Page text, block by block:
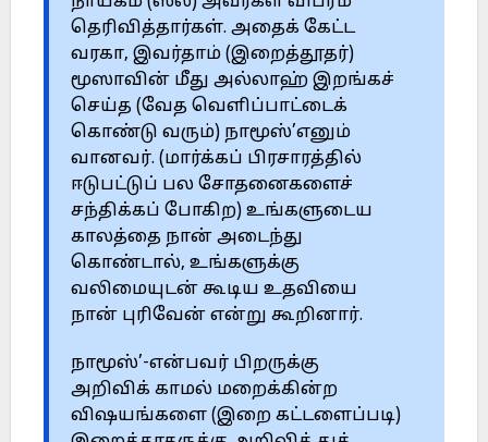
தெரிவித்தார்கள். அதைக் கேட்ட
வரகா, இவர்தாம் (இறைத்தூதர்)
மூஸாவின் மீது அல்லாஹ் இறங்கச்
செய்த (வேத வெளிப்பாட்டைக்
கொண்டு வரும்) நாமூஸ்’எனும்
வானவர். (மார்க்கப் பிரசாரத்தில்
ஈடுபட்டுப் பல சோதனைகளைச்
சந்திக்கப் போகிற) உங்களுடைய
காலத்தை நான் அடைந்து
கொண்டால், உங்களுக்கு
வலிமையுடன் கூடிய உதவியை
நான் புரிவேன் என்று கூறினார்.
நாமூஸ்’-என்பவர் பிறருக்கு
அறிவிக் காமல் மறைக்கின்ற
விஷயங்களை (இறை கட்டளைப்படி)